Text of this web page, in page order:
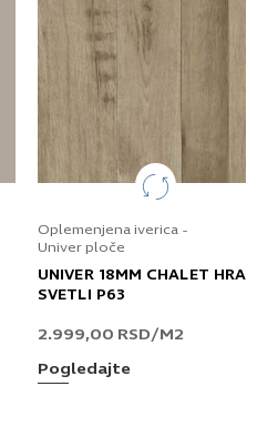
Oplemenjena iverica -
Univer ploče
UNIVER 18MM CHALET
SVETLI P63
2.999,00 RSD/M2
Pogledajte